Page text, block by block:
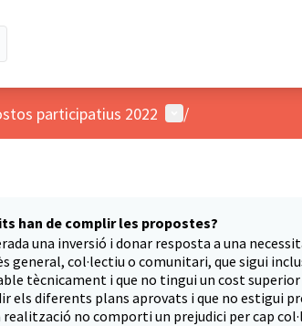
participatius 2022 Menú d'usuari
/
han de complir les propostes?
una inversió i donar resposta a una
general, col·lectiu o comunitari, que sigui
tècnicament i que no tingui un cost superior
els diferents plans aprovats i que no estigui
realització no comporti un prejudici per cap